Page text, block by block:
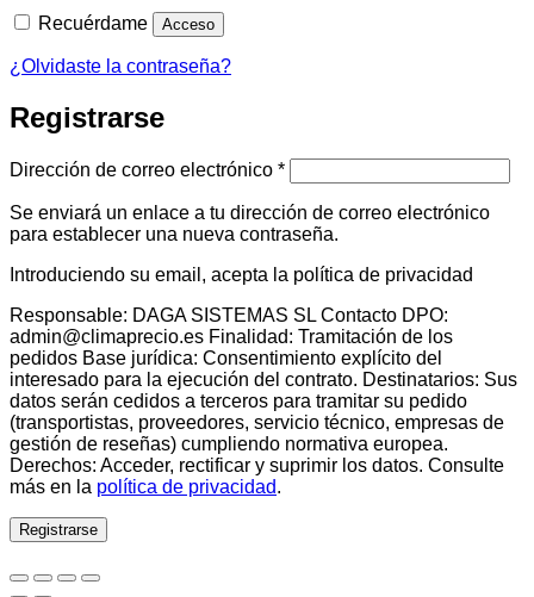
Recuérdame Acceso
¿Olvidaste la contraseña?
Registrarse
Dirección de correo electrónico *Obligatorio
Se enviará un enlace a tu dirección de correo electrónico
para establecer una nueva contraseña.
Introduciendo su email, acepta la política de privacidad
Responsable: DAGA SISTEMAS SL Contacto DPO:
admin@climaprecio.es Finalidad: Tramitación de los
pedidos Base jurídica: Consentimiento explícito del
interesado para la ejecución del contrato. Destinatarios: Sus
datos serán cedidos a terceros para tramitar su pedido
(transportistas, proveedores, servicio técnico, empresas de
gestión de reseñas) cumpliendo normativa europea.
Derechos: Acceder, rectificar y suprimir los datos. Consulte
más en la política de privacidad.
Registrarse